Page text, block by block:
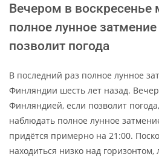
Вечером в воскресенье
полное лунное
позволит погода
В последний раз полное лунное
Финляндии шесть лет назад.
Финляндией, если позволит
наблюдать полное лунное
придётся примерно на 21:00.
находиться низко над